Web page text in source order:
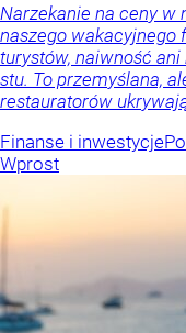
Narzekanie na ceny w
naszego wakacyjnego
turystów, naiwność
stu. To przemyślana,
restauratorów
Finanse i inwestycje
Wprost